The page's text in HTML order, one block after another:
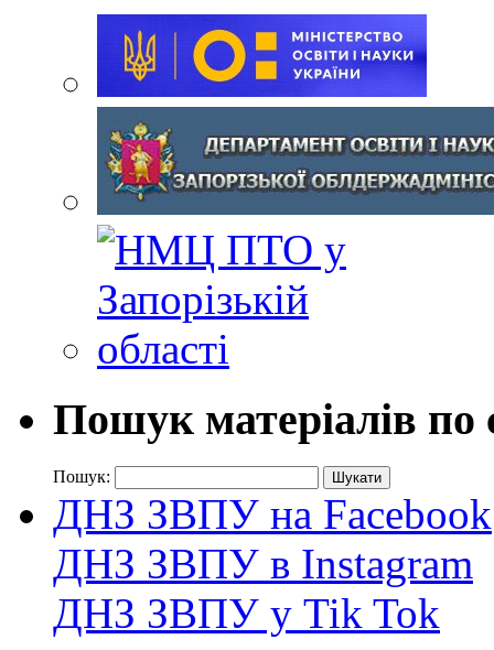
Пошук матеріалів по
Пошук:
ДНЗ ЗВПУ на Facebook
ДНЗ ЗВПУ в Instagram
ДНЗ ЗВПУ у Tik Tok